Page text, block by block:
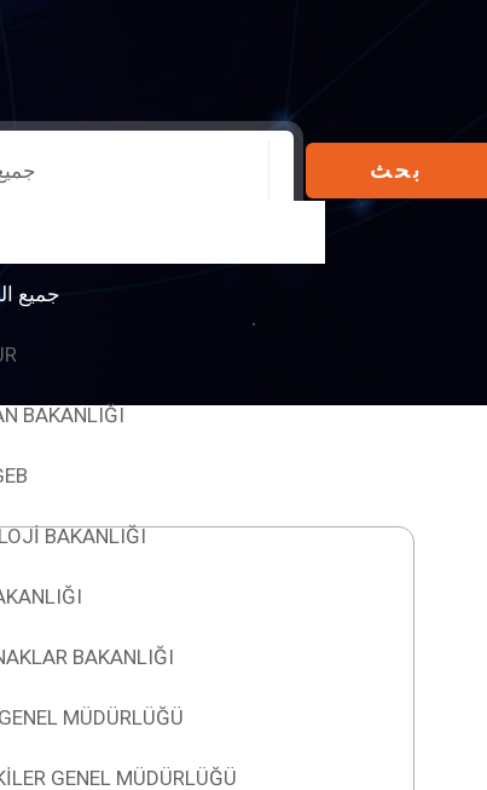
جميع
BAKANLIĞI
BAKANLIĞI
BAKANLIĞI
MÜDÜRLÜĞÜ
GENEL MÜDÜRLÜĞÜ
بحث